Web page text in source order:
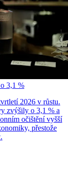
3,1 %
2026 v růstu.
zvýšily o 3,1 % a
očištění vyšší
přestože